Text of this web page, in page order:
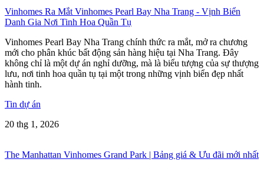
Vinhomes Ra Mắt Vinhomes Pearl Bay Nha Trang - Vịnh Biển
Danh Gia Nơi Tinh Hoa Quần Tụ
Vinhomes Pearl Bay Nha Trang chính thức ra mắt, mở ra chương
mới cho phân khúc bất động sản hàng hiệu tại Nha Trang. Đây
không chỉ là một dự án nghỉ dưỡng, mà là biểu tượng của sự thượng
lưu, nơi tinh hoa quần tụ tại một trong những vịnh biển đẹp nhất
hành tinh.
Tin dự án
20 thg 1, 2026
The Manhattan Vinhomes Grand Park | Bảng giá & Ưu đãi mới nhất